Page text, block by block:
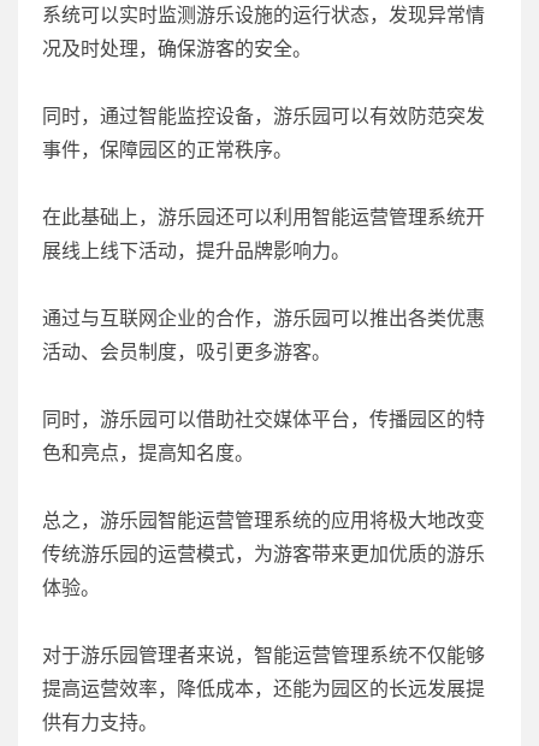
系统可以实时监测游乐设施的运行状态，发现异常情
况及时处理，确保游客的安全。
同时，通过智能监控设备，游乐园可以有效防范突发
事件，保障园区的正常秩序。
在此基础上，游乐园还可以利用智能运营管理系统开
展线上线下活动，提升品牌影响力。
通过与互联网企业的合作，游乐园可以推出各类优惠
活动、会员制度，吸引更多游客。
同时，游乐园可以借助社交媒体平台，传播园区的特
色和亮点，提高知名度。
总之，游乐园智能运营管理系统的应用将极大地改变
传统游乐园的运营模式，为游客带来更加优质的游乐
体验。
对于游乐园管理者来说，智能运营管理系统不仅能够
提高运营效率，降低成本，还能为园区的长远发展提
供有力支持。